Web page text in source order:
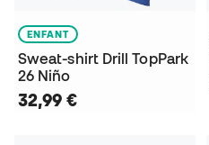
ENFANT
Sweat-shirt Drill TopPark
26 Niño
32,99 €